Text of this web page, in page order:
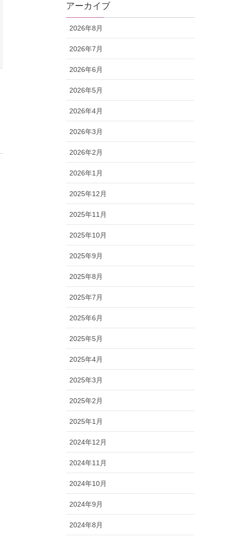
アーカイブ
2026年8月
2026年7月
2026年6月
2026年5月
2026年4月
2026年3月
2026年2月
2026年1月
2025年12月
2025年11月
2025年10月
2025年9月
2025年8月
2025年7月
2025年6月
2025年5月
2025年4月
2025年3月
2025年2月
2025年1月
2024年12月
2024年11月
2024年10月
2024年9月
2024年8月